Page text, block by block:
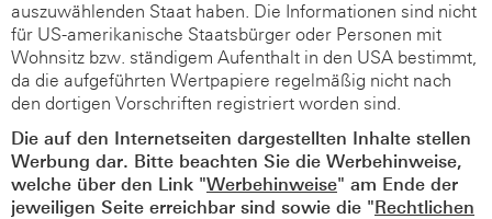
auszuwählenden Staat haben. Die Informationen sind nicht
für US-amerikanische Staatsbürger oder Personen mit
Wohnsitz bzw. ständigem Aufenthalt in den USA bestimmt,
da die aufgeführten Wertpapiere regelmäßig nicht nach
den dortigen Vorschriften registriert worden sind.
Die auf den Internetseiten dargestellten Inhalte stellen
Werbung dar. Bitte beachten Sie die Werbehinweise,
welche über den Link "Werbehinweise" am Ende der
jeweiligen Seite erreichbar sind sowie die "Rechtlichen